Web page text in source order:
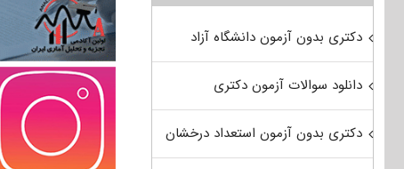
دکتری بدون آزمون دانشگاه آزاد
دانلود سوالات آزمون دکتری
دکتری بدون آزمون استعداد درخشان